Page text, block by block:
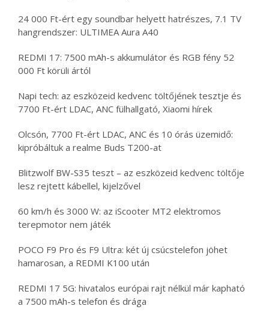
24 000 Ft-ért egy soundbar helyett hatrészes, 7.1 TV
hangrendszer: ULTIMEA Aura A40
REDMI 17: 7500 mAh-s akkumulátor és RGB fény 52
000 Ft körüli ártól
Napi tech: az eszközeid kedvenc töltőjének tesztje és
7700 Ft-ért LDAC, ANC fülhallgató, Xiaomi hírek
Olcsón, 7700 Ft-ért LDAC, ANC és 10 órás üzemidő:
kipróbáltuk a realme Buds T200-at
Blitzwolf BW-S35 teszt – az eszközeid kedvenc töltője
lesz rejtett kábellel, kijelzővel
60 km/h és 3000 W: az iScooter MT2 elektromos
terepmotor nem játék
POCO F9 Pro és F9 Ultra: két új csúcstelefon jöhet
hamarosan, a REDMI K100 után
REDMI 17 5G: hivatalos európai rajt nélkül már kapható
a 7500 mAh-s telefon és drága